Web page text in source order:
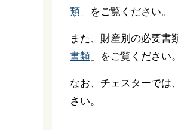
類 」をご覧ください。
また、財産別の必要書
書類 」をご覧ください。
なお、チェスターでは、
さい。